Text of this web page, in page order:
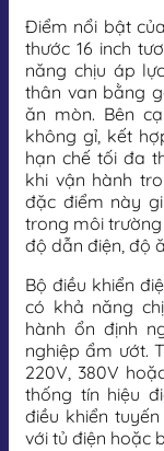
Điểm nổi bật
thước 16 inch
năng chịu áp
thân van bằng
ăn mòn. Bên
không gỉ, kết
hạn chế tối đa
khi vận hành
đặc điểm này
trong môi
độ dẫn điện, độ
Bộ điều khiển
có khả năng
hành ổn định
nghiệp ẩm ướt.
220V, 380V
thống tín hiệu
điều khiển
với tủ điện hoặc